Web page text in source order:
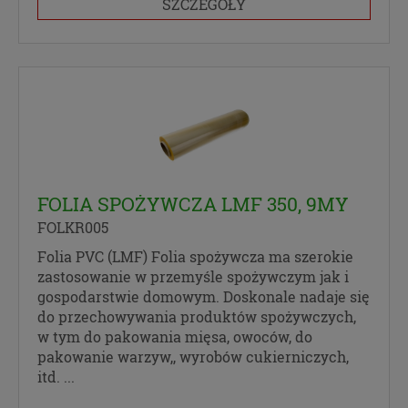
SZCZEGÓŁY
FOLIA SPOŻYWCZA LMF 350, 9MY
FOLKR005
Folia PVC (LMF) Folia spożywcza ma szerokie
zastosowanie w przemyśle spożywczym jak i
gospodarstwie domowym. Doskonale nadaje się
do przechowywania produktów spożywczych,
w tym do pakowania mięsa, owoców, do
pakowanie warzyw,, wyrobów cukierniczych,
itd. ...
Internecie. Pragniemy zapoznać Cię ze szczegółami
stosowanych przez nas technologii oraz z
przepisami, które niebawem wejdą w życie, tak aby
naszych serwisów internetowych. Zapoznaj się z
poniższymi informacjami przed przejściem do
zamykając to okno zgadzasz się na postanowienia
zawarte poniżej.
RODO
Z dniem 25 maja 2018 r. rozpoczyna obowiązywanie
Rozporządzenie Parlamentu Europejskiego i Rady